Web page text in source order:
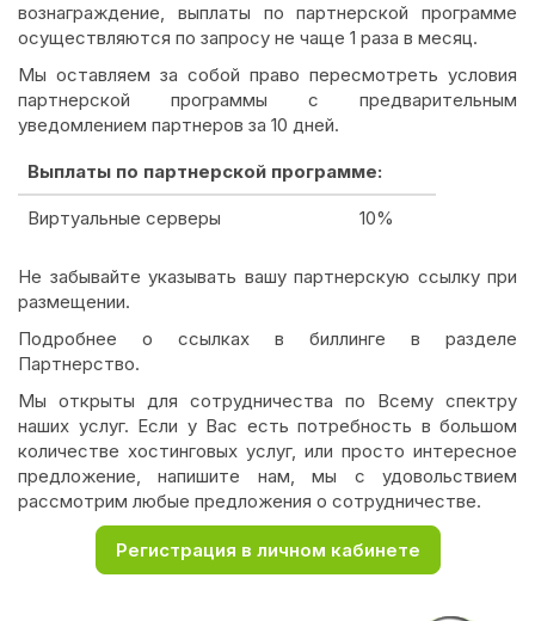
вознаграждение, выплаты по партнерской программе
осуществляются по запросу не чаще 1 раза в месяц.
Мы оставляем за собой право пересмотреть условия
партнерской программы с предварительным
уведомлением партнеров за 10 дней.
Выплаты по партнерской программе:
Виртуальные серверы 10%
Не забывайте указывать вашу партнерскую ссылку при
размещении.
Подробнее о ссылках в биллинге в разделе
Партнерство.
Мы открыты для сотрудничества по Всему спектру
наших услуг. Если у Вас есть потребность в большом
количестве хостинговых услуг, или просто интересное
предложение, напишите нам, мы с удовольствием
рассмотрим любые предложения о сотрудничестве.
Регистрация в личном кабинете